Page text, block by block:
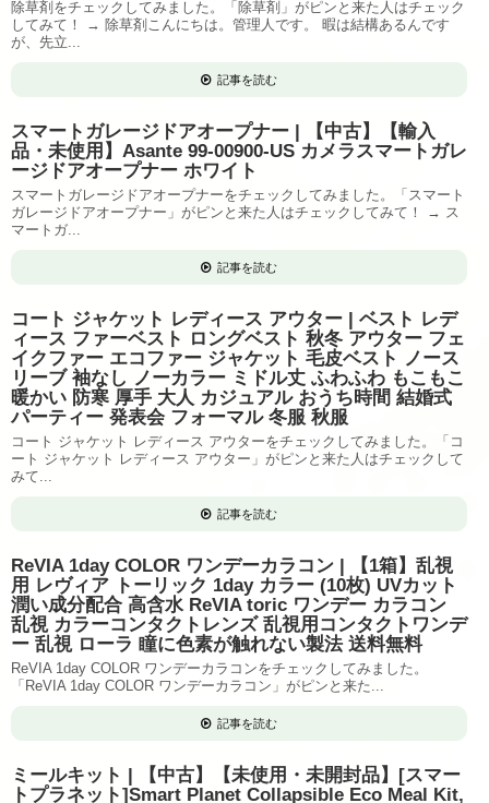
除草剤をチェックしてみました。「除草剤」がピンと来た人はチェック
してみて！ → 除草剤こんにちは。管理人です。 暇は結構あるんです
が、先立...
記事を読む
スマートガレージドアオープナー | 【中古】【輸入
品・未使用】Asante 99-00900-US カメラスマートガレ
ージドアオープナー ホワイト
スマートガレージドアオープナーをチェックしてみました。「スマート
ガレージドアオープナー」がピンと来た人はチェックしてみて！ → ス
マートガ...
記事を読む
コート ジャケット レディース アウター | ベスト レデ
ィース ファーベスト ロングベスト 秋冬 アウター フェ
イクファー エコファー ジャケット 毛皮ベスト ノース
リーブ 袖なし ノーカラー ミドル丈 ふわふわ もこもこ
暖かい 防寒 厚手 大人 カジュアル おうち時間 結婚式
パーティー 発表会 フォーマル 冬服 秋服
コート ジャケット レディース アウターをチェックしてみました。「コ
ート ジャケット レディース アウター」がピンと来た人はチェックして
みて...
記事を読む
ReVIA 1day COLOR ワンデーカラコン | 【1箱】乱視
用 レヴィア トーリック 1day カラー (10枚) UVカット
潤い成分配合 高含水 ReVIA toric ワンデー カラコン
乱視 カラーコンタクトレンズ 乱視用コンタクトワンデ
ー 乱視 ローラ 瞳に色素が触れない製法 送料無料
ReVIA 1day COLOR ワンデーカラコンをチェックしてみました。
「ReVIA 1day COLOR ワンデーカラコン」がピンと来た...
記事を読む
ミールキット | 【中古】【未使用・未開封品】[スマー
トプラネット]Smart Planet Collapsible Eco Meal Kit,